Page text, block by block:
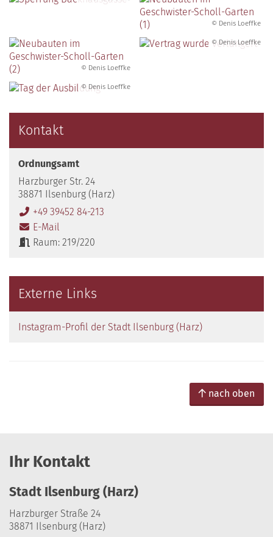
© Denis Loeffke
© Denis Loeffke
© Denis Loeffke
© Denis Loeffke
Kontakt
Ordnungsamt
Harzburger Str. 24
38871 Ilsenburg (Harz)
+49 39452 84-213
E-Mail
Raum: 219/220
Externe Links
Instagram-Profil der Stadt Ilsenburg (Harz)
nach oben
Ihr Kontakt
Stadt Ilsenburg (Harz)
Harzburger Straße 24
38871 Ilsenburg (Harz)